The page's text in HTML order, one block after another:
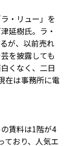
・リュー」を
延樹氏。ラ・
が、以前売れ
を披露しても
くなく、二日
在は事務所に電
賃料は1階が4
ており、人気エ